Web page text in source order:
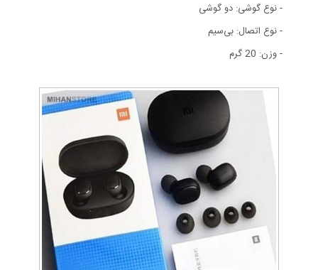
- نوع گوشی: دو گوشی
- نوع اتصال: بی‌سیم
- وزن: 20 گرم